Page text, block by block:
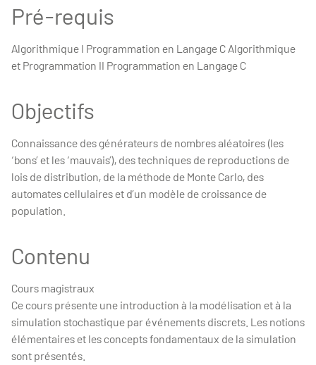
Pré-requis
Algorithmique I Programmation en Langage C Algorithmique
et Programmation II Programmation en Langage C
Objectifs
Connaissance des générateurs de nombres aléatoires (les
‘bons’ et les ‘mauvais’), des techniques de reproductions de
lois de distribution, de la méthode de Monte Carlo, des
automates cellulaires et d’un modèle de croissance de
population.
Contenu
Cours magistraux
Ce cours présente une introduction à la modélisation et à la
simulation stochastique par événements discrets. Les notions
élémentaires et les concepts fondamentaux de la simulation
sont présentés.